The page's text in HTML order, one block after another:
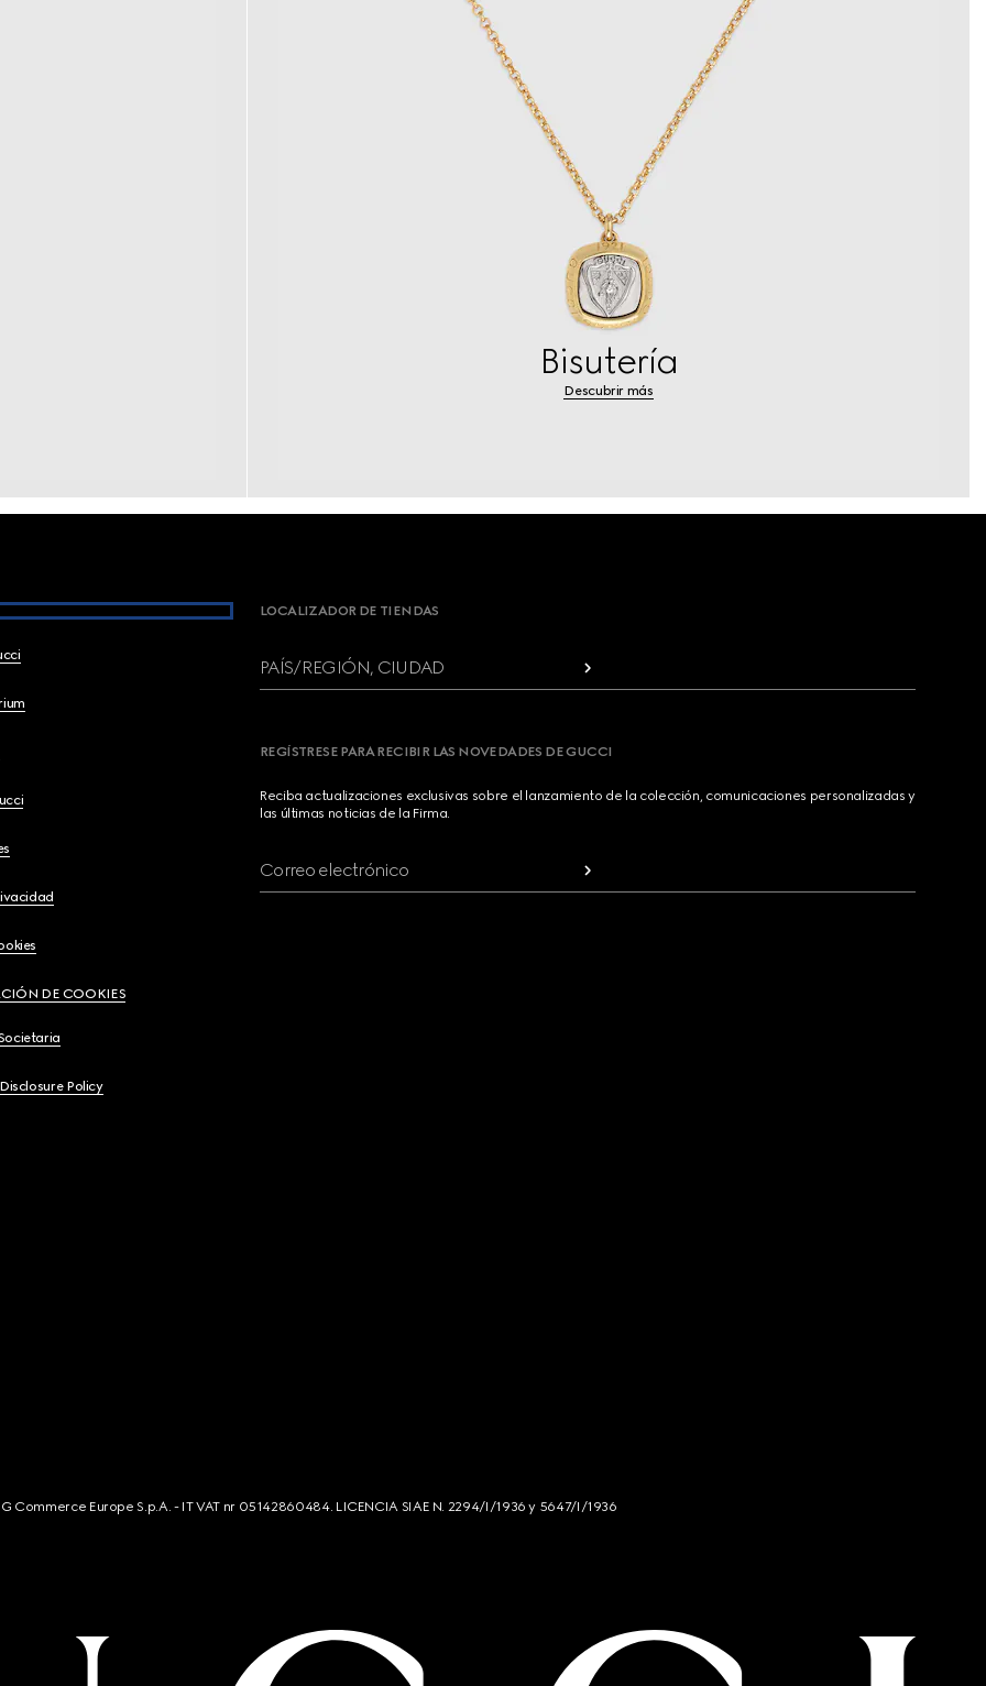
Bisutería
Descubrir más
DE COOKIES
Policy
LOCALIZADOR DE TIENDAS
PAÍS/REGIÓN, CIUDAD
REGÍSTRESE PARA RECIBIR LAS NOVEDADES DE GUCCI
Reciba actualizaciones exclusivas sobre el lanzamiento de la colección, comunicaciones personalizadas y
las últimas noticias de la Firma.
Correo electrónico
Commerce Europe S.p.A. - IT VAT nr 05142860484. LICENCIA SIAE N. 2294/I/1936 y 5647/I/1936